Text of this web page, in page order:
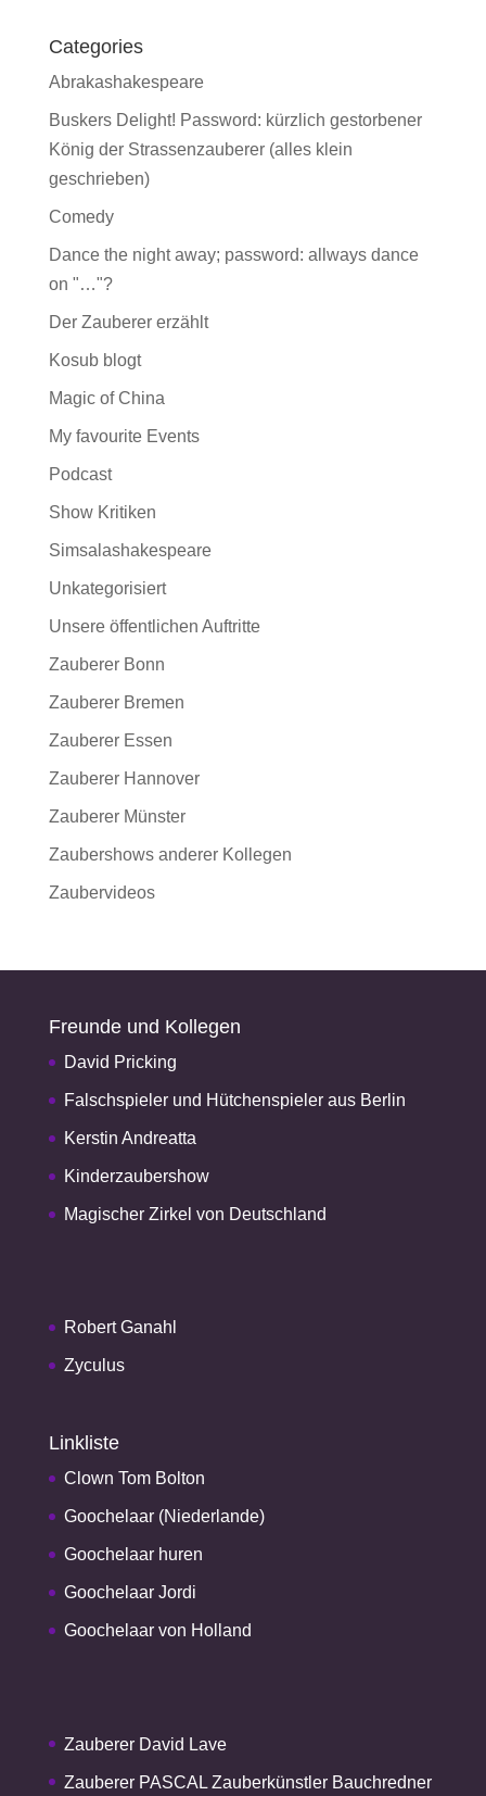
Categories
Abrakashakespeare
Buskers Delight! Password: kürzlich gestorbener
König der Strassenzauberer (alles klein
geschrieben)
Comedy
Dance the night away; password: allways dance
on "…"?
Der Zauberer erzählt
Kosub blogt
Magic of China
My favourite Events
Podcast
Show Kritiken
Simsalashakespeare
Unkategorisiert
Unsere öffentlichen Auftritte
Zauberer Bonn
Zauberer Bremen
Zauberer Essen
Zauberer Hannover
Zauberer Münster
Zaubershows anderer Kollegen
Zaubervideos
Freunde und Kollegen
David Pricking
Falschspieler und Hütchenspieler aus Berlin
Kerstin Andreatta
Kinderzaubershow
Magischer Zirkel von Deutschland
Robert Ganahl
Zyculus
Linkliste
Clown Tom Bolton
Goochelaar (Niederlande)
Goochelaar huren
Goochelaar Jordi
Goochelaar von Holland
Zauberer David Lave
Zauberer PASCAL Zauberkünstler Bauchredner